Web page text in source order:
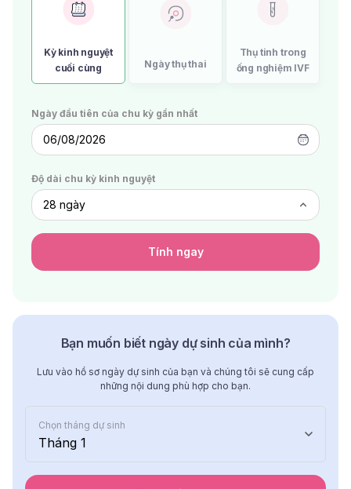
Kỳ kinh nguyệt
cuối cùng
Ngày thụ thai
Thụ tinh trong
ống nghiệm IVF
Ngày đầu tiên của chu kỳ gần nhất
06/08/2026
Độ dài chu kỳ kinh nguyệt
Tính ngay
Bạn muốn biết ngày dự sinh của mình?
Lưu vào hồ sơ ngày dự sinh của bạn và chúng tôi sẽ cung cấp
những nội dung phù hợp cho bạn.
Chọn tháng dự sinh
Tháng 1